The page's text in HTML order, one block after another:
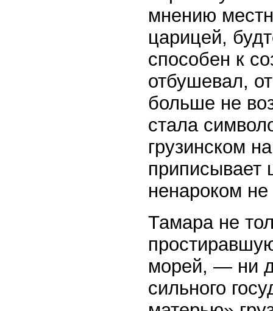
мнению
царицей,
способен к
отбушевал,
больше не
стала
грузинском
приписывает
ненароком
Тамара не
морей, — ни
сильного